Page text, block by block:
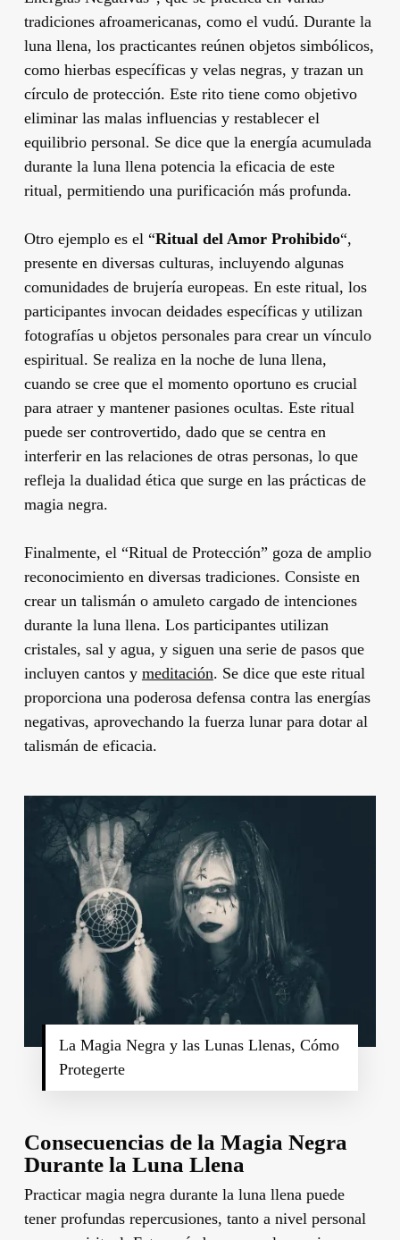
tradiciones afroamericanas, como el vudú. Durante la
luna llena, los practicantes reúnen objetos simbólicos,
como hierbas específicas y velas negras, y trazan un
círculo de protección. Este rito tiene como objetivo
eliminar las malas influencias y restablecer el
equilibrio personal. Se dice que la energía acumulada
durante la luna llena potencia la eficacia de este
ritual, permitiendo una purificación más profunda.
Otro ejemplo es el “Ritual del Amor Prohibido“,
presente en diversas culturas, incluyendo algunas
comunidades de brujería europeas. En este ritual, los
participantes invocan deidades específicas y utilizan
fotografías u objetos personales para crear un vínculo
espiritual. Se realiza en la noche de luna llena,
cuando se cree que el momento oportuno es crucial
para atraer y mantener pasiones ocultas. Este ritual
puede ser controvertido, dado que se centra en
interferir en las relaciones de otras personas, lo que
refleja la dualidad ética que surge en las prácticas de
magia negra.
Finalmente, el “Ritual de Protección” goza de amplio
reconocimiento en diversas tradiciones. Consiste en
crear un talismán o amuleto cargado de intenciones
durante la luna llena. Los participantes utilizan
cristales, sal y agua, y siguen una serie de pasos que
incluyen cantos y meditación. Se dice que este ritual
proporciona una poderosa defensa contra las energías
negativas, aprovechando la fuerza lunar para dotar al
talismán de eficacia.
La Magia Negra y las Lunas Llenas, Cómo
Protegerte
Consecuencias de la Magia Negra
Durante la Luna Llena
Practicar magia negra durante la luna llena puede
tener profundas repercusiones, tanto a nivel personal